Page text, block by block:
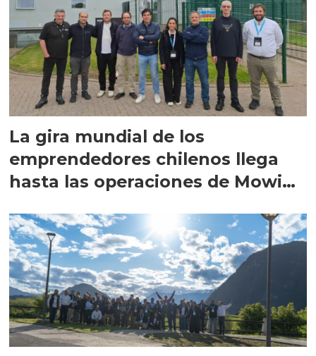
La gira mundial de los
emprendedores chilenos llega
hasta las operaciones de Mowi